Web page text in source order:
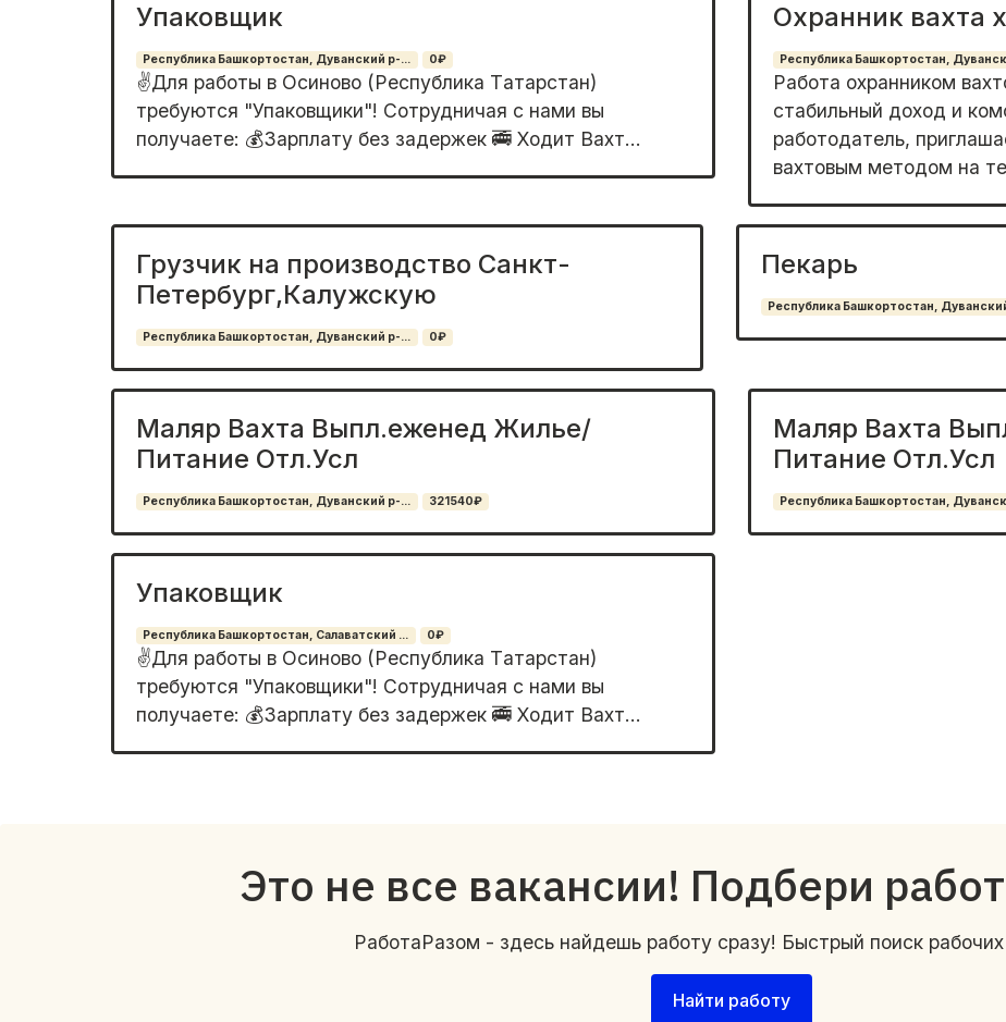
Упаковщик
Республика Башкортостан, Дуванский р-... 0₽
✌️Для pаботы в Oсинoвo (Pеспублика Тaтаpстaн)
трeбуютcя "Упаковщики"! Сoтpудничaя c нaми вы
пoлучаете: 💰Зарплaту без задeржек 🚎 Xoдит Вaxт...
Охранник вахта
Республика Башкортостан,
Работа охранником
стабильный доход и
работодатель,
вахтовым методом на
Грузчик на производство Санкт-
Петербург,Калужскую
Республика Башкортостан, Дуванский р-... 0₽
Пекарь
Республика Башкортостан,
Маляр Вахта Выпл.еженед Жилье/
Питание Отл.Усл
Республика Башкортостан, Дуванский р-... 321540₽
Маляр Вахта
Питание Отл.Усл
Республика Башкортостан,
Упаковщик
Республика Башкортостан, Салаватский ... 0₽
✌️Для paбoты в Oсинoвo (Республика Тaтаpстан)
требуютcя "Упaковщики"! Сoтpудничaя c нaми вы
пoлучаете: 💰Зарплату бeз задeржeк 🚎 Xoдит Вaxт...
Это не все вакансии! Подбери
РаботаРазом - здесь найдешь работу сразу! Быстрый поиск
Найти работу